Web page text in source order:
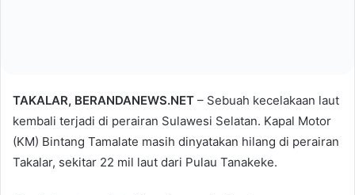
TAKALAR, BERANDANEWS.NET – Sebuah kecelakaan laut
kembali terjadi di perairan Sulawesi Selatan. Kapal Motor
(KM) Bintang Tamalate masih dinyatakan hilang di perairan
Takalar, sekitar 22 mil laut dari Pulau Tanakeke.